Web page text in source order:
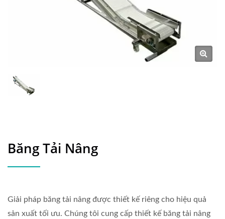
Băng Tải Nâng
Giải pháp băng tải nâng được thiết kế riêng cho hiệu quả
sản xuất tối ưu. Chúng tôi cung cấp thiết kế băng tải nâng